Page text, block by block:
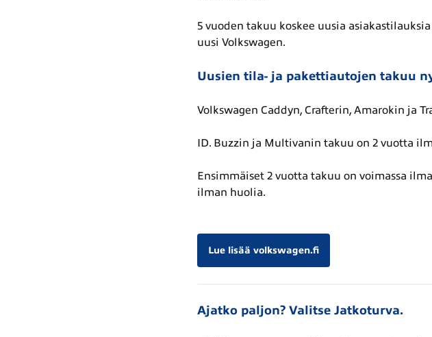
5 vuoden takuu koskee uusia
uusi Volkswagen.
Uusien tila- ja pakettiautojen takuu
Volkswagen Caddyn, Crafterin, Amarokin ja
ID. Buzzin ja Multivanin takuu on 2 vuotta
Ensimmäiset 2 vuotta takuu on voimassa
ilman huolia.
Lue lisää volkswagen.fi
Ajatko paljon? Valitse Jatkoturva.